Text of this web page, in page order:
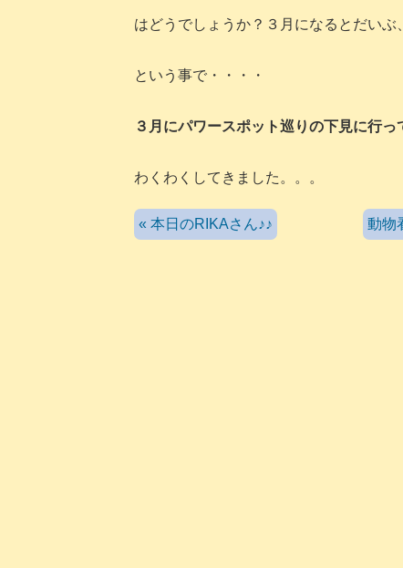
はどうでしょうか？３月になるとだいぶ
という事で・・・・
３月にパワースポット巡りの下見に行っ
わくわくしてきました。。。
« 本日のRIKAさん♪♪ 動物